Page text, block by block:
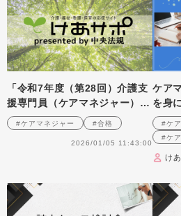
「令和7年度（第28回）介護支
援専門員（ケアマネジャー）実
務研修受講試験」実施状況につ
いて発表されました
#ケアマネジャー #合格
2026/01/05 11:43:00
ケア
を身
#ケ
#ケ
け